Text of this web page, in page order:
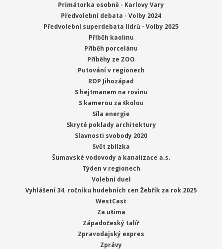
Primátorka osobně - Karlovy Vary
Předvolební debata - Volby 2024
Předvolební superdebata lídrů - Volby 2025
Příběh kaolinu
Příběh porcelánu
Příběhy ze ZOO
Putování v regionech
ROP Jihozápad
S hejtmanem na rovinu
S kamerou za školou
Síla energie
Skryté poklady architektury
Slavnosti svobody 2020
Svět zblízka
Šumavské vodovody a kanalizace a.s.
Týden v regionech
Volební duel
Vyhlášení 34. ročníku hudebních cen Žebřík za rok 2025
WestCast
Za ušima
Západočeský talíř
Zpravodajský expres
Zprávy